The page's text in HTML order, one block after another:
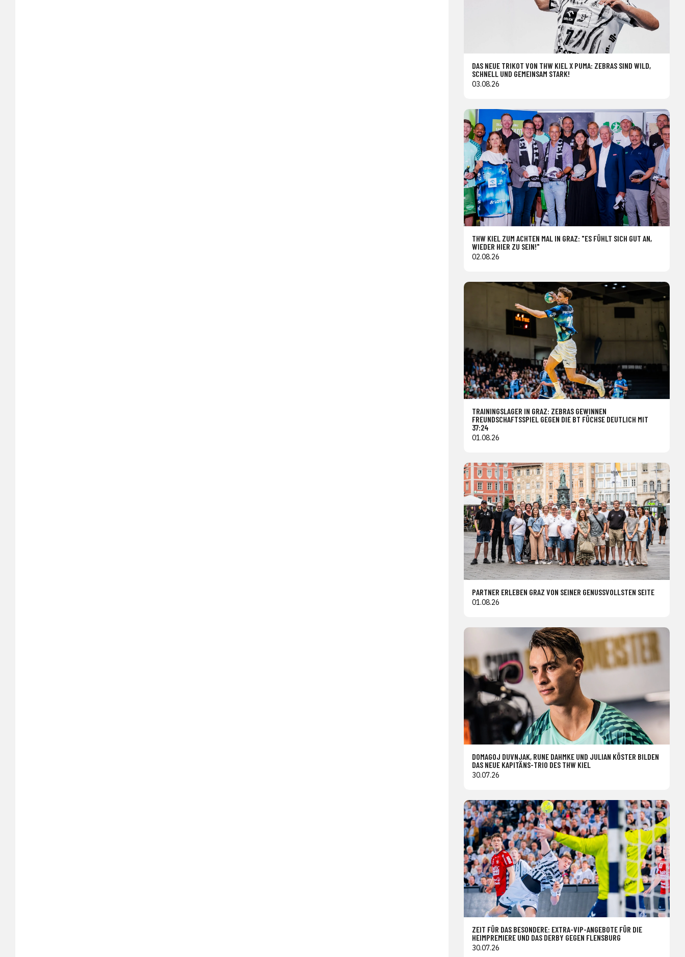
DAS NEUE TRIKOT VON THW KIEL X PUMA: ZEBRAS SIND WILD,
SCHNELL UND GEMEINSAM STARK!
03.08.26
THW KIEL ZUM ACHTEN MAL IN GRAZ: "ES FÜHLT SICH GUT AN,
WIEDER HIER ZU SEIN!"
02.08.26
TRAININGSLAGER IN GRAZ: ZEBRAS GEWINNEN
FREUNDSCHAFTSSPIEL GEGEN DIE BT FÜCHSE DEUTLICH MIT
37:24
01.08.26
PARTNER ERLEBEN GRAZ VON SEINER GENUSSVOLLSTEN SEITE
01.08.26
DOMAGOJ DUVNJAK, RUNE DAHMKE UND JULIAN KÖSTER BILDEN
DAS NEUE KAPITÄNS-TRIO DES THW KIEL
30.07.26
ZEIT FÜR DAS BESONDERE: EXTRA-VIP-ANGEBOTE FÜR DIE
HEIMPREMIERE UND DAS DERBY GEGEN FLENSBURG
30.07.26